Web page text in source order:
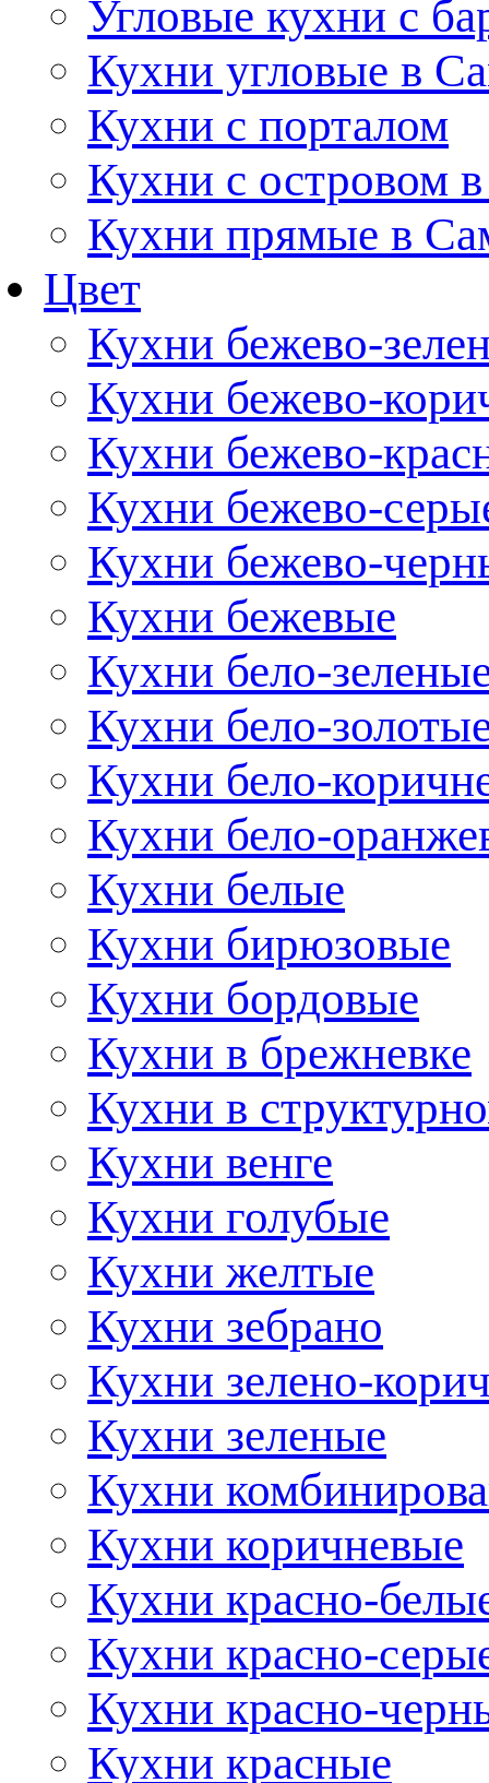
Угловые кухни с
Кухни угловые в
Кухни с порталом
Кухни с островом
Кухни прямые в
Цвет
Кухни бежево-
Кухни бежево-
Кухни бежево-
Кухни бежево-
Кухни бежево-
Кухни бежевые
Кухни бело-
Кухни бело-
Кухни бело-
Кухни бело-
Кухни белые
Кухни бирюзовые
Кухни бордовые
Кухни в брежневке
Кухни в
Кухни венге
Кухни голубые
Кухни желтые
Кухни зебрано
Кухни зелено-
Кухни зеленые
Кухни
Кухни коричневые
Кухни красно-
Кухни красно-
Кухни красно-
Кухни красные